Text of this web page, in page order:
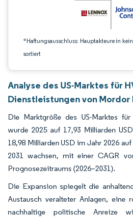
*Haftungsausschluss: Hauptakteure in
sortiert
Analyse des US-Marktes für
Dienstleistungen von
Die Marktgröße des US-Marktes für
wurde 2025 auf 17,93 Milliarden
18,98 Milliarden USD im Jahr 2026
2031 wachsen, mit einer CAGR
Prognosezeitraums (2026–2031).
Die Expansion spiegelt die
Austausch veralteter Anlagen, eine
nachhaltige politische Anreize